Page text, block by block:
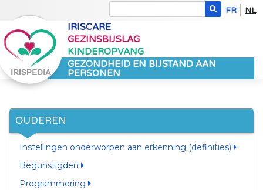
FR NL
IRISCARE
GEZINSBIJSLAG
KINDEROPVANG
GEZONDHEID EN BIJSTAND AAN
PERSONEN
OUDEREN
Instellingen onderworpen aan erkenning (definities)
Begunstigden
Programmering